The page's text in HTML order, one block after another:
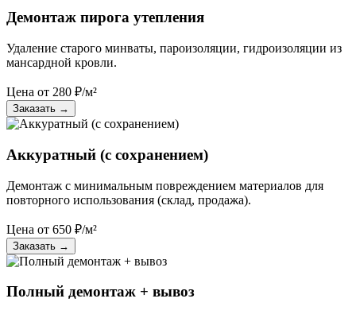
Демонтаж пирога утепления
Удаление старого минваты, пароизоляции, гидроизоляции из
мансардной кровли.
Цена от 280 ₽/м²
Заказать →
Аккуратный (с сохранением)
Демонтаж с минимальным повреждением материалов для
повторного использования (склад, продажа).
Цена от 650 ₽/м²
Заказать →
Полный демонтаж + вывоз